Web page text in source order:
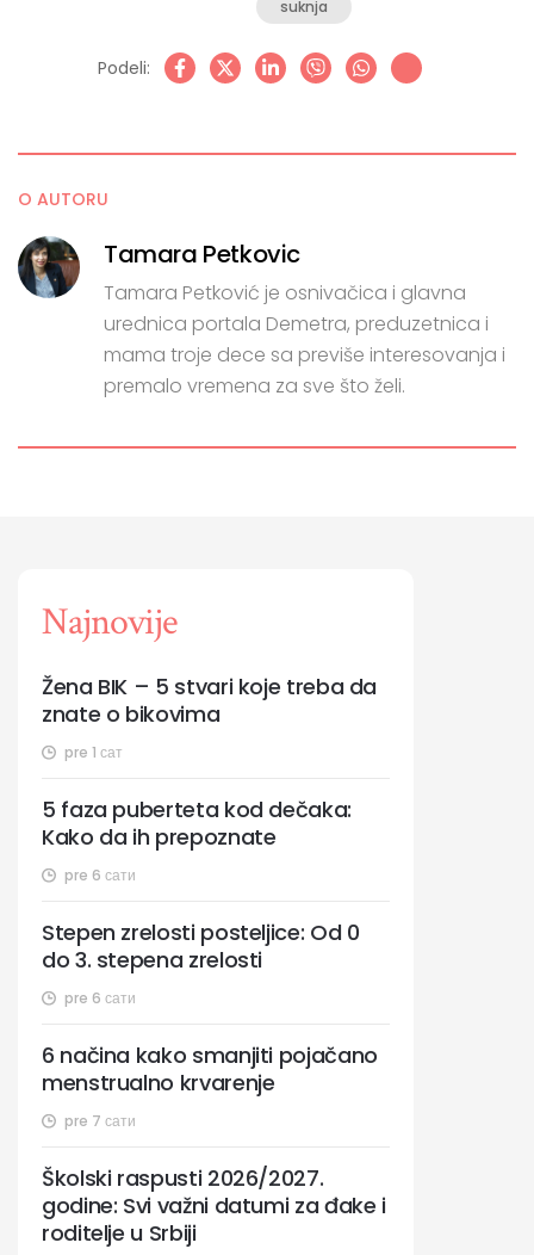
suknja
Podeli:
O AUTORU
Tamara Petkovic
Tamara Petković je osnivačica i glavna
urednica portala Demetra, preduzetnica i
mama troje dece sa previše interesovanja i
premalo vremena za sve što želi.
Najnovije
pre 1 сат
Žena BIK – 5 stvari koje treba da
znate o bikovima
pre 6 сати
5 faza puberteta kod dečaka:
Kako da ih prepoznate
pre 6 сати
Stepen zrelosti posteljice: Od 0
do 3. stepena zrelosti
pre 7 сати
6 načina kako smanjiti pojačano
menstrualno krvarenje
Školski raspusti 2026/2027.
godine: Svi važni datumi za đake i
roditelje u Srbiji